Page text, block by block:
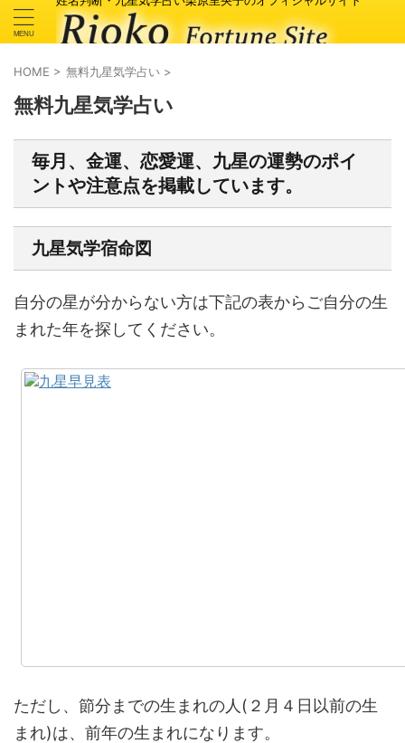
HOME > 無料九星気学占い >
無料九星気学占い
毎月、金運、恋愛運、九星の運勢のポイ
ントや注意点を掲載しています。
九星気学宿命図
自分の星が分からない方は下記の表からご自分の生
まれた年を探してください。
ただし、節分までの生まれの人(２月４日以前の生
まれ)は、前年の生まれになります。